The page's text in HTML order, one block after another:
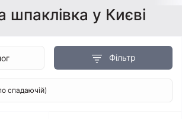
шпаклівка у Києві
Фільтр